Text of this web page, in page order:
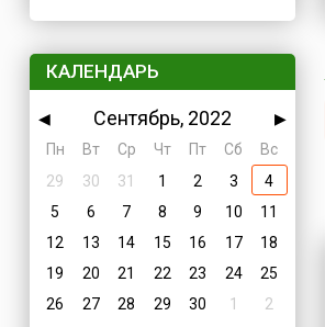
КАЛЕНДАРЬ
◀ Сентябрь, 2022
▶
Пн
Вт Ср Чт Пт Сб
Вс
29
30 31 1 2 3
4
5
6 7 8 9 10
11
12
13 14 15 16 17
18
19
20 21 22 23 24
25
26
27 28 29 30 1
2